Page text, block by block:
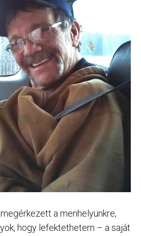
a menhelyünkre,
hogy lefektethetem – a saját